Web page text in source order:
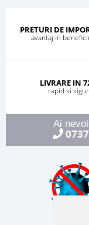
PRETURI DE
avantaj in
LIVRARE IN
rapid si sigur
Ai